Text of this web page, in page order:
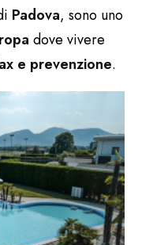
Padova, sono uno
dove vivere
e prevenzione.